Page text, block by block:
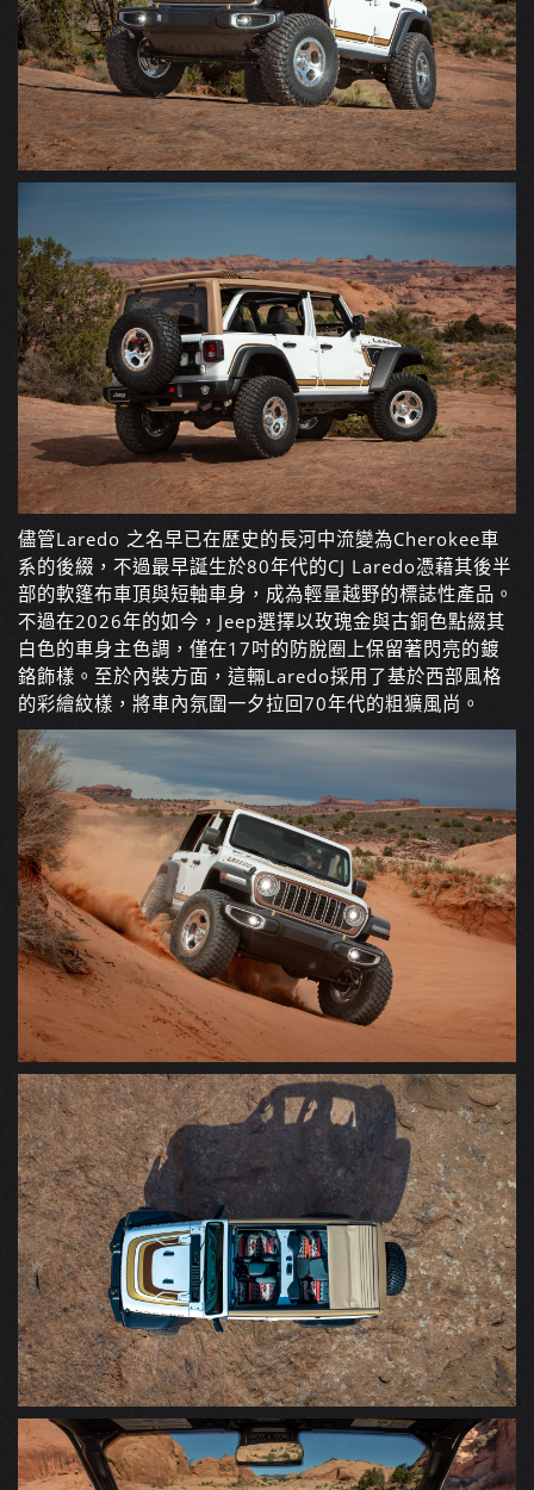
儘管Laredo 之名早已在歷史的長河中流變為Cherokee車
系的後綴，不過最早誕生於80年代的CJ Laredo憑藉其後半
部的軟篷布車頂與短軸車身，成為輕量越野的標誌性產品。
不過在2026年的如今，Jeep選擇以玫瑰金與古銅色點綴其
白色的車身主色調，僅在17吋的防脫圈上保留著閃亮的鍍
鉻飾樣。至於內裝方面，這輛Laredo採用了基於西部風格
的彩繪紋樣，將車內氛圍一夕拉回70年代的粗獷風尚。